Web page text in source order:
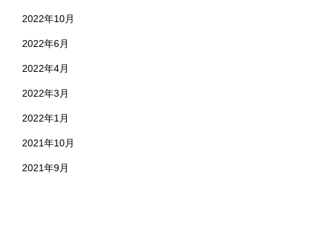
2022年10月
2022年6月
2022年4月
2022年3月
2022年1月
2021年10月
2021年9月